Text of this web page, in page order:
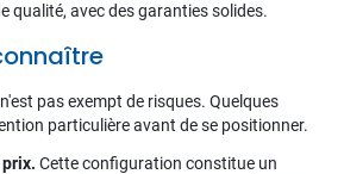
qualité, avec des garanties solides.
pas exempt de risques. Quelques
particulière avant de se positionner.
Cette configuration constitue un